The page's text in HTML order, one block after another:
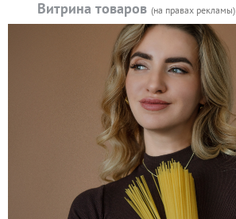
Витрина товаров (на правах рекламы)